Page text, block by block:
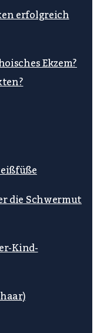
erfolgreich
Ekzem?
die Schwermut
Kind-